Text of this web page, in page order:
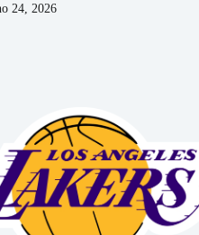
24, 2026